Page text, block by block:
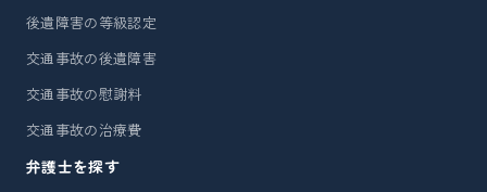
後遺障害の等級認定
交通事故の後遺障害
交通事故の慰謝料
交通事故の治療費
弁護士を探す